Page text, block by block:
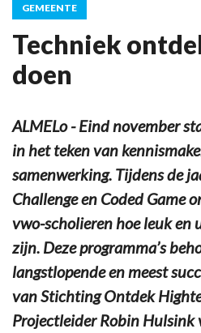
GEMEENTE
Techniek
doen
ALMELo - Eind november
in het teken van
samenwerking. Tijdens de
Challenge en Coded Game
vwo-scholieren hoe leuk en
zijn. Deze programma’s
langstlopende en meest
van Stichting Ontdek
Projectleider Robin Hulsink